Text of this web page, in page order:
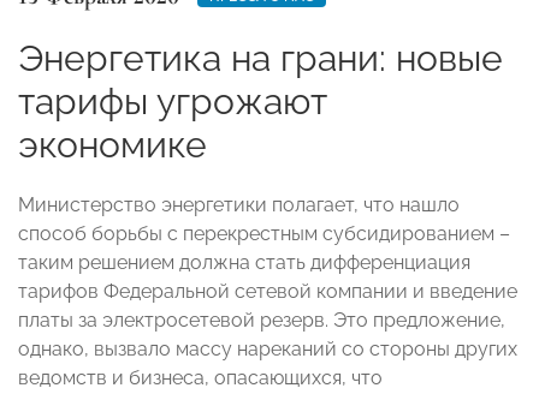
Энергетика на грани: новые
тарифы угрожают
экономике
Министерство энергетики полагает, что нашло
способ борьбы с перекрестным субсидированием –
таким решением должна стать дифференциация
тарифов Федеральной сетевой компании и введение
платы за электросетевой резерв. Это предложение,
однако, вызвало массу нареканий со стороны других
ведомств и бизнеса, опасающихся, что